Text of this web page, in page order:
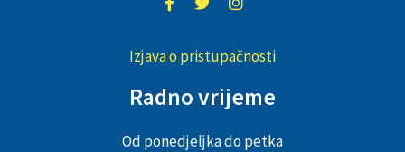
Izjava o pristupačnosti
Radno vrijeme
Od ponedjeljka do petka